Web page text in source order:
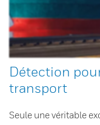
Détection
transport
Seule une véritable